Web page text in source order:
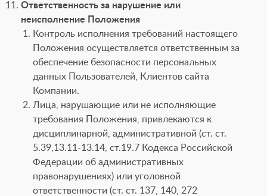
Ответственность за нарушение или
неисполнение Положения
Контроль исполнения требований настоящего
Положения осуществляется ответственным за
обеспечение безопасности персональных
данных Пользователей, Клиентов сайта
Компании.
Лица, нарушающие или не исполняющие
требования Положения, привлекаются к
дисциплинарной, административной (ст. ст.
5.39,13.11-13.14, ст.19.7 Кодекса Российской
Федерации об административных
правонарушениях) или уголовной
ответственности (ст. ст. 137, 140, 272